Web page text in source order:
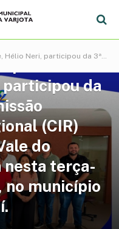
Vale do Canindé, realizada nesta terça-feira, 18 de março, no município de Colônia do Piauí.
de
da
(CIR)
do
nesta terça-
no município